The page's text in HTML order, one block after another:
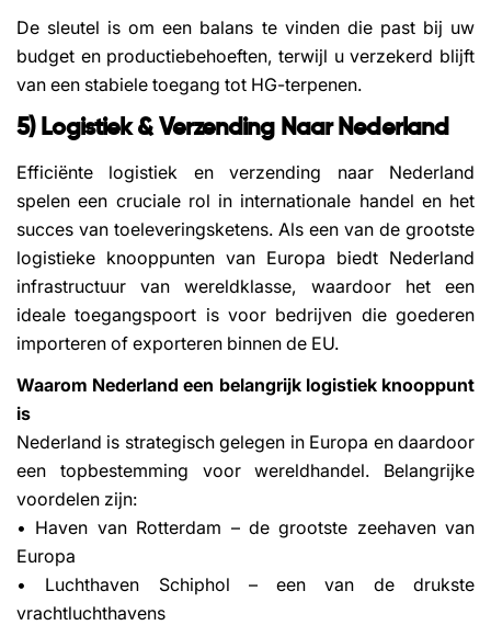
De sleutel is om een balans te vinden die past bij uw
budget en productiebehoeften, terwijl u verzekerd blijft
van een stabiele toegang tot HG-terpenen.
5) Logistiek & Verzending Naar Nederland
Efficiënte logistiek en verzending naar Nederland
spelen een cruciale rol in internationale handel en het
succes van toeleveringsketens. Als een van de grootste
logistieke knooppunten van Europa biedt Nederland
infrastructuur van wereldklasse, waardoor het een
ideale toegangspoort is voor bedrijven die goederen
importeren of exporteren binnen de EU.
Waarom Nederland een belangrijk logistiek knooppunt
is
Nederland is strategisch gelegen in Europa en daardoor
een topbestemming voor wereldhandel. Belangrijke
voordelen zijn:
• Haven van Rotterdam – de grootste zeehaven van
Europa
• Luchthaven Schiphol – een van de drukste
vrachtluchthavens